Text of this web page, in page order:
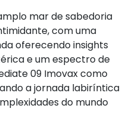
mar de sabedoria
com uma
oferecendo insights
e um espectro de
09 Imovax como
a jornada labiríntica
do mundo